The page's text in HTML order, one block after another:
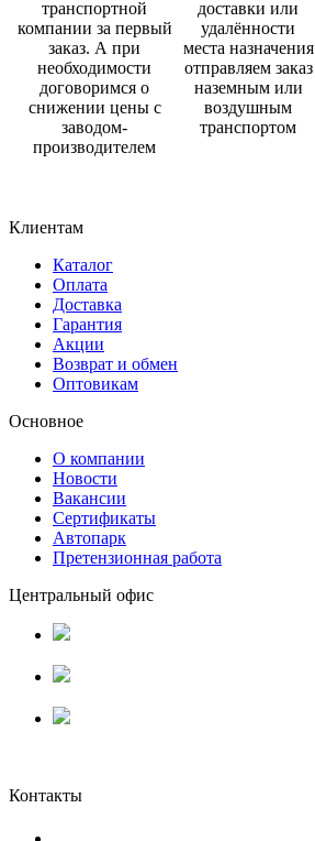
транспортной
компании за первый
заказ. А при
необходимости
договоримся о
снижении цены с
заводом-
производителем
доставки или
удалённости
места назначения
отправляем заказ
наземным или
воздушным
транспортом
Клиентам
Каталог
Оплата
Доставка
Гарантия
Акции
Возврат и обмен
Оптовикам
Основное
О компании
Новости
Вакансии
Сертификаты
Автопарк
Претензионная работа
Центральный офис
Контакты